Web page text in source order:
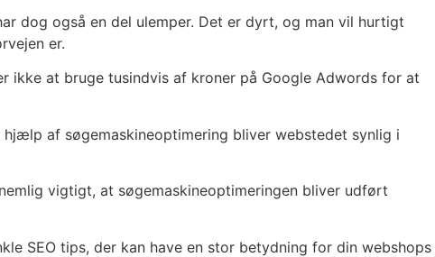
dog også en del ulemper. Det er dyrt, og man vil hurtigt
er.
ikke at bruge tusindvis af kroner på Google Adwords for at
af søgemaskineoptimering bliver webstedet synlig i
vigtigt, at søgemaskineoptimeringen bliver udført
SEO tips, der kan have en stor betydning for din webshops